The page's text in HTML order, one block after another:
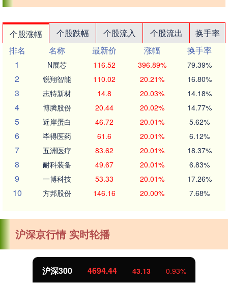
个股涨幅 个股跌幅 个股流入 个股流出
换手率
排名
名称 最新价 涨幅
换手率
1
N展芯 116.52 396.89% 79.39%
2 锐翔智能 110.02 20.21% 16.80%
3 志特新材 14.8 20.03% 14.18%
4 博腾股份 20.44 20.02% 14.77%
5 近岸蛋白 46.72 20.01% 5.62%
6 毕得医药 61.6 20.01% 6.12%
7 五洲医疗 83.62 20.01% 18.37%
8 耐科装备 49.67 20.01% 6.83%
9 一博科技 53.33 20.01% 17.26%
10 方邦股份 146.16 20.00% 7.68%
沪深京行情 实时轮播
沪深300 4694.44 43.13 0.93%